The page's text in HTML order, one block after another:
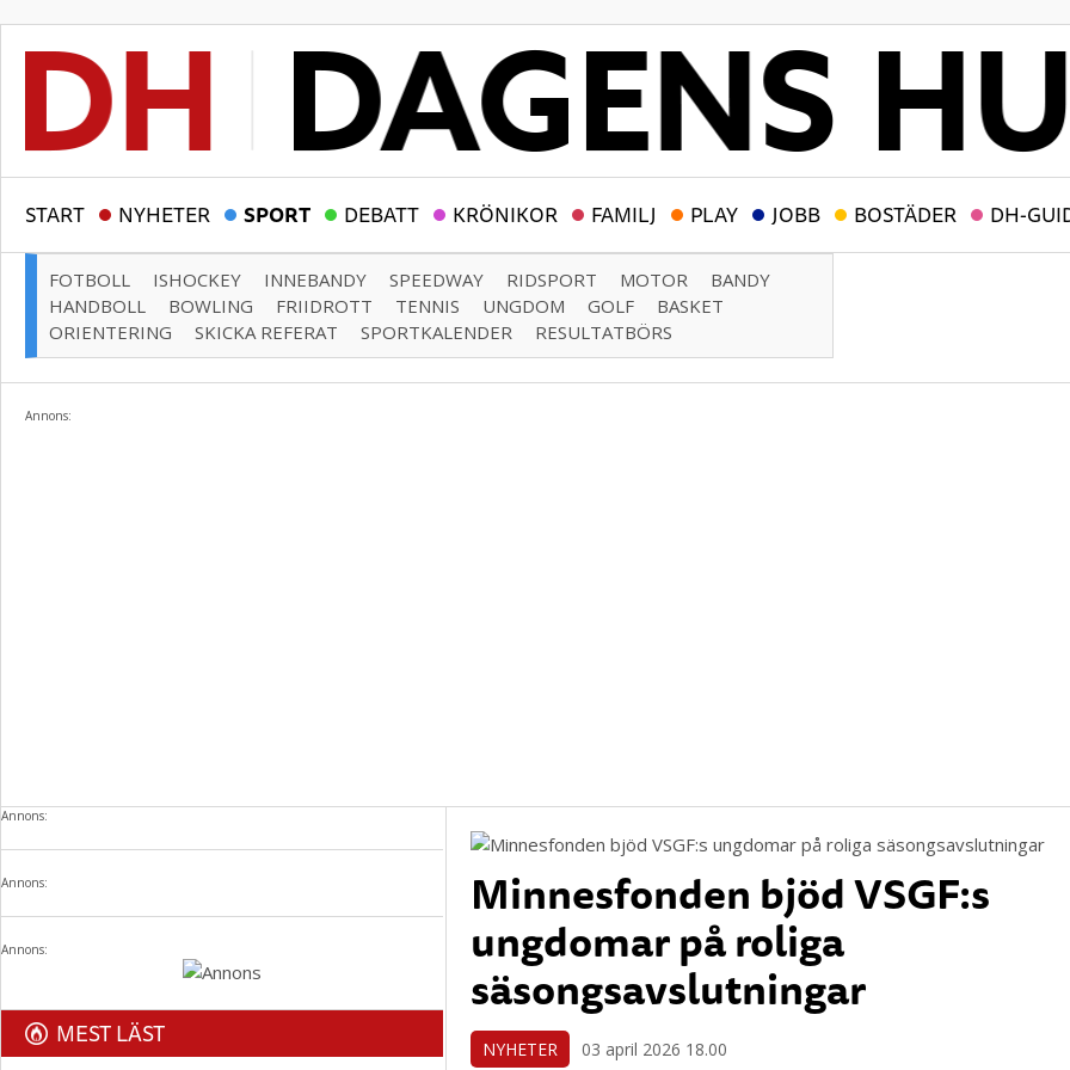
START NYHETER SPORT DEBATT KRÖNIKOR FAMILJ PLAY JOBB BOSTÄDER DH-
FOTBOLL ISHOCKEY INNEBANDY SPEEDWAY RIDSPORT MOTOR
BANDY
HANDBOLL
BOWLING FRIIDROTT TENNIS UNGDOM GOLF
BASKET
ORIENTERING
SKICKA REFERAT SPORTKALENDER RESULTATBÖRS
Annons:
Annons:
Annons:
Annons:
MEST LÄST
Minnesfonden bjöd VSGF:s
ungdomar på roliga
säsongsavslutningar
NYHETER 03 april 2026 18.00